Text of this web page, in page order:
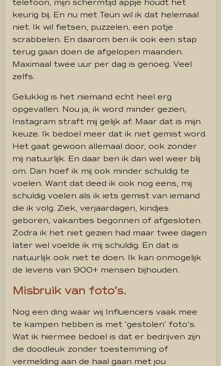
telefoon, mijn schermtijd appje houdt het
keurig bij. En nu met Teun wil ik dat helemaal
niet. Ik wil fietsen, puzzelen, een potje
scrabbelen. En daarom ben ik ook een stap
terug gaan doen de afgelopen maanden.
Maximaal twee uur per dag is genoeg. Veel
zelfs.
Gelukkig is het niemand echt heel erg
opgevallen. Nou ja, ik word minder gezien,
Instagram straft mij gelijk af. Maar dat is mijn
keuze. Ik bedoel meer dat ik niet gemist word.
Het gaat gewoon allemaal door, ook zonder
mij natuurlijk. En daar ben ik dan wel weer blij
om. Dan hoef ik mij ook minder schuldig te
voelen. Want dat deed ik ook nog eens, mij
schuldig voelen als ik iets gemist van iemand
die ik volg. Ziek, verjaardagen, kindjes
geboren, vakanties begonnen of afgesloten.
Zodra ik het niet gezien had maar twee dagen
later wel voelde ik mij schuldig. En dat is
natuurlijk ook niet te doen. Ik kan onmogelijk
de levens van 900+ mensen bijhouden.
Misbruik van foto’s.
Nog een ding waar wij Influencers vaak mee
te kampen hebben is met ‘gestolen’ foto’s.
Wat ik hiermee bedoel is dat er bedrijven zijn
die doodleuk zonder toestemming of
vermelding aan de haal gaan met jou